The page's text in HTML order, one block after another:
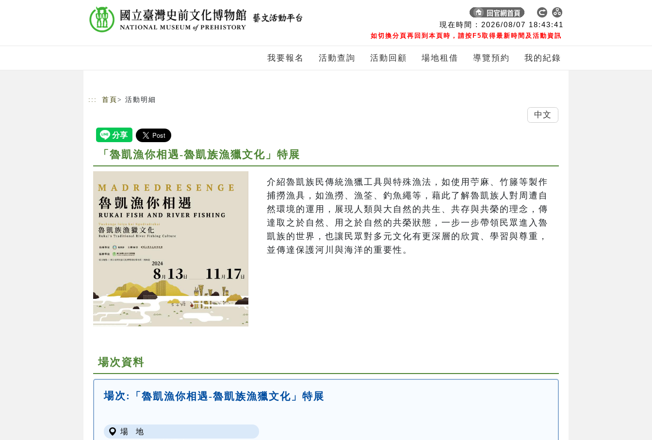
現在時間 : 2026/08/07 18:43:42
如切換分頁再回到本頁時，請按F5取得最新時間及活動資訊
我要報名 活動查詢 活動回顧 場地租借 導覽預約 我的紀錄
::: 首頁 > 活動明細
「魯凱漁你相遇-魯凱族漁獵文化」特展
介紹魯凱族民傳統漁獵工具與特殊漁法，如使用苧麻、竹籐等製作
捕撈漁具，如漁撈、漁筌、釣魚繩等，藉此了解魯凱族人對周遭自
然環境的運用，展現人類與大自然的共生、共存與共榮的理念，傳
達取之於自然、用之於自然的共榮狀態，一步一步帶領民眾進入魯
凱族的世界，也讓民眾對多元文化有更深層的欣賞、學習與尊重，
並傳達保護河川與海洋的重要性。
場次資料
場次: 「魯凱漁你相遇-魯凱族漁獵文化」特展
場 地